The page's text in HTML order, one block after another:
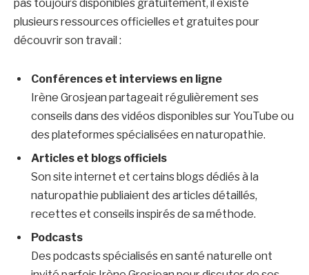
pas toujours disponibles gratuitement, il existe
plusieurs ressources officielles et gratuites pour
découvrir son travail :
Conférences et interviews en ligne
Irène Grosjean partageait régulièrement ses
conseils dans des vidéos disponibles sur YouTube ou
des plateformes spécialisées en naturopathie.
Articles et blogs officiels
Son site internet et certains blogs dédiés à la
naturopathie publiaient des articles détaillés,
recettes et conseils inspirés de sa méthode.
Podcasts
Des podcasts spécialisés en santé naturelle ont